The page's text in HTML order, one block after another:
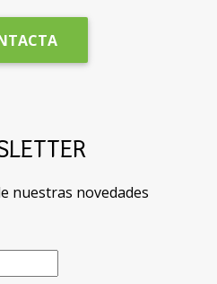
nuestras novedades